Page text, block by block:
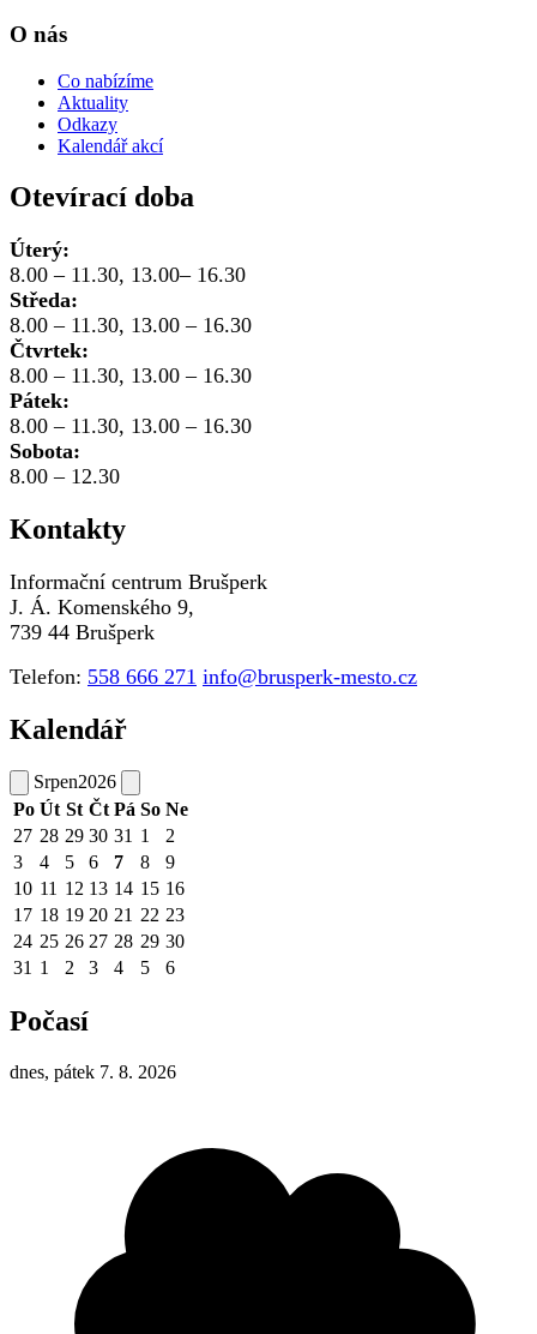
O nás
Co nabízíme
Aktuality
Odkazy
Kalendář akcí
Otevírací doba
Úterý:
8.00 – 11.30, 13.00– 16.30
Středa:
8.00 – 11.30, 13.00 – 16.30
Čtvrtek:
8.00 – 11.30, 13.00 – 16.30
Pátek:
8.00 – 11.30, 13.00 – 16.30
Sobota:
8.00 – 12.30
Kontakty
Informační centrum Brušperk
J. Á. Komenského 9,
739 44 Brušperk
Telefon: 558 666 271 info@brusperk-mesto.cz
Kalendář
Srpen2026
Po Út St Čt Pá So Ne
27 28 29 30 31 1
2
3
4 5 6 7 8
9
10 11 12 13 14 15 16
17 18 19 20 21 22 23
24 25 26 27 28 29 30
31 1 2 3 4 5 6
Počasí
dnes, pátek 7. 8. 2026